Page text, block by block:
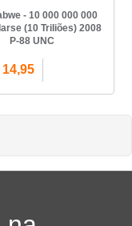
- 10 000 000 000
(10 Triliões) 2008
P-88 UNC
14,95